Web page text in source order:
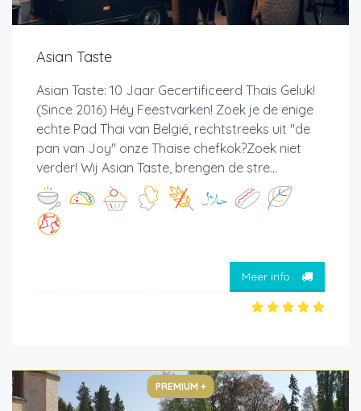
Asian Taste
Asian Taste: 10 Jaar Gecertificeerd Thais Geluk!
(Since 2016) Héy Feestvarken! Zoek je de enige
echte Pad Thai van België, rechtstreeks uit "de
pan van Joy" onze Thaise chefkok?Zoek niet
verder! Wij Asian Taste, brengen de stre...
Meer info
PREMIUM +